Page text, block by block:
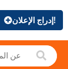
إدراج الإعلان!